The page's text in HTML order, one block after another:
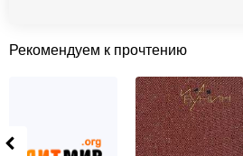
Рекомендуем к прочтению